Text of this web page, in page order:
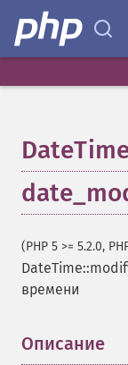
(PHP 5 >= 5.2.0,
времени
Описание